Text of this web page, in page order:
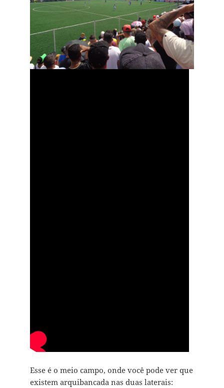
Esse é o meio campo, onde você pode ver que
existem arquibancada nas duas laterais: